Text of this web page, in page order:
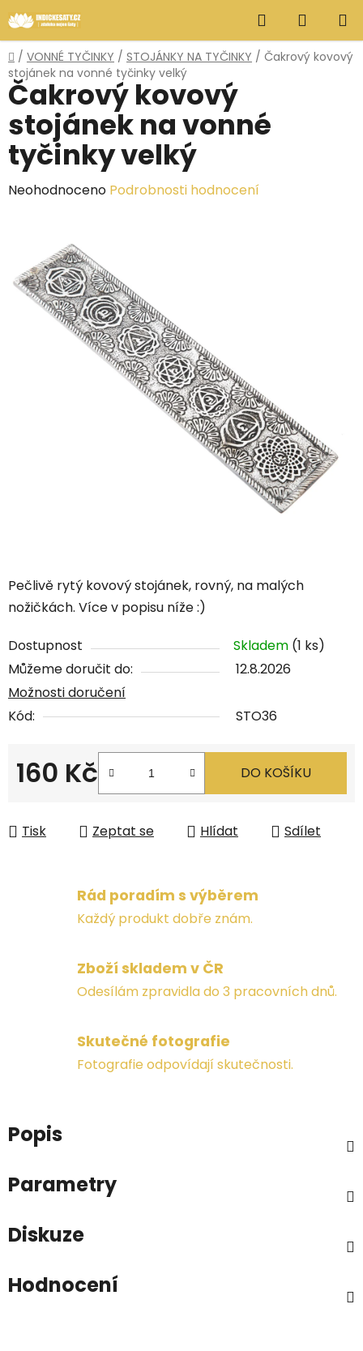
na
obsah
Hledat
KOŠÍK
Domů
/ VONNÉ TYČINKY / STOJÁNKY NA TYČINKY / Čakrový kovový
stojánek na vonné tyčinky velký
Pečlivě rytý kovový stojánek, rovný, na malých
nožičkách. Více v popisu níže :)
Dostupnost Skladem (1 ks)
Můžeme doručit do:
12.8.2026
Možnosti doručení
Kód:
STO36
160 Kč DO KOŠÍKU
Tisk Zeptat se Hlídat Sdílet
Čakrový kovový
stojánek na vonné
tyčinky velký
Průměrné
0,0
Neohodnoceno Podrobnosti hodnocení
Rád poradím s výběrem
Každý produkt dobře znám.
Zboží skladem v ČR
Odesílám zpravidla do 3 pracovních dnů.
Skutečné fotografie
Fotografie odpovídají skutečnosti.
Popis
Parametry
Diskuze
Hodnocení